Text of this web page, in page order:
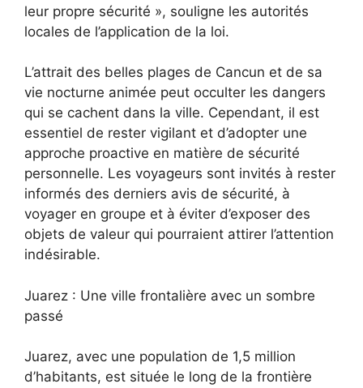
leur propre sécurité », souligne les autorités
locales de l’application de la loi.
L’attrait des belles plages de Cancun et de sa
vie nocturne animée peut occulter les dangers
qui se cachent dans la ville. Cependant, il est
essentiel de rester vigilant et d’adopter une
approche proactive en matière de sécurité
personnelle. Les voyageurs sont invités à rester
informés des derniers avis de sécurité, à
voyager en groupe et à éviter d’exposer des
objets de valeur qui pourraient attirer l’attention
indésirable.
Juarez : Une ville frontalière avec un sombre
passé
Juarez, avec une population de 1,5 million
d’habitants, est située le long de la frontière